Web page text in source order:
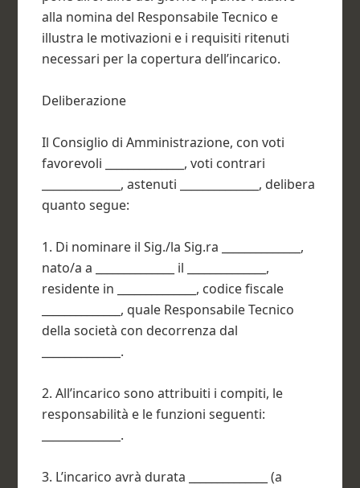
alla nomina del Responsabile Tecnico e
illustra le motivazioni e i requisiti ritenuti
necessari per la copertura dell’incarico.
Deliberazione
Il Consiglio di Amministrazione, con voti
favorevoli ______________, voti contrari
______________, astenuti ______________, delibera
quanto segue:
1. Di nominare il Sig./la Sig.ra ______________,
nato/a a ______________ il ______________,
residente in ______________, codice fiscale
______________, quale Responsabile Tecnico
della società con decorrenza dal
______________.
2. All’incarico sono attribuiti i compiti, le
responsabilità e le funzioni seguenti:
______________.
3. L’incarico avrà durata ______________ (a